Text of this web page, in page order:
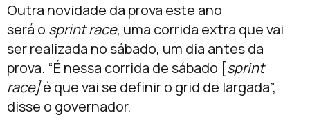
Outra novidade da prova este ano
será o sprint race, uma corrida extra que vai
ser realizada no sábado, um dia antes da
prova. “É nessa corrida de sábado [sprint
race]é que vai se definir o grid de largada”,
disse o governador.